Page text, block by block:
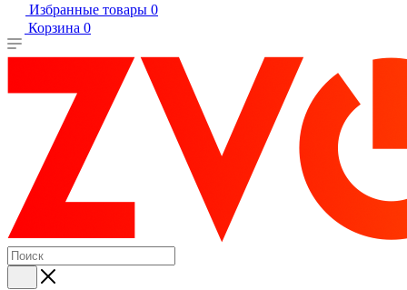
Избранные товары 0
Корзина 0